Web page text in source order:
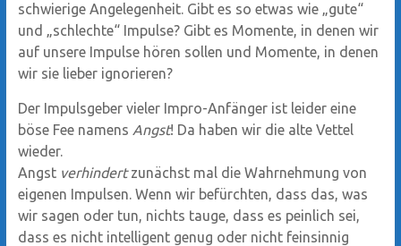
schwierige Angelegenheit. Gibt es so etwas wie „gute“
und „schlechte“ Impulse? Gibt es Momente, in denen wir
auf unsere Impulse hören sollen und Momente, in denen
wir sie lieber ignorieren?
Der Impulsgeber vieler Impro-Anfänger ist leider eine
böse Fee namens Angst! Da haben wir die alte Vettel
wieder.
Angst verhindertzunächst mal die Wahrnehmung von
eigenen Impulsen. Wenn wir befürchten, dass das, was
wir sagen oder tun, nichts tauge, dass es peinlich sei,
dass es nicht intelligent genug oder nicht feinsinnig